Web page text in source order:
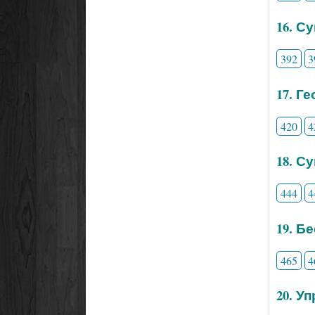
16.
392
17.
420
18.
444
19.
465
20.